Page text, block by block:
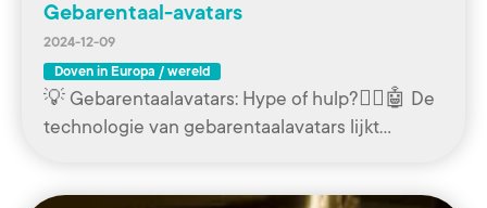
Gebarentaal-avatars
2024-12-09
Doven in Europa / wereld
💡 Gebarentaalavatars: Hype of hulp?🧏‍♀️🤖 De
technologie van gebarentaalavatars lijkt…